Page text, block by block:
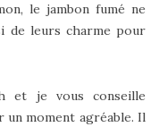
le jambon fumé ne
leurs charme pour
et je vous conseille
moment agréable. Il